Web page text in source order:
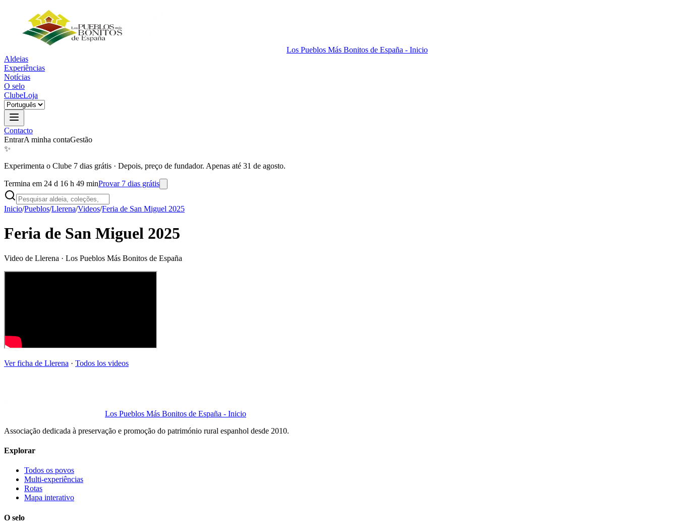
Los Pueblos Más Bonitos de España - Inicio
Aldeias
Experiências
Notícias
O selo
ClubeLoja
Contacto
EntrarA minha contaGestão
✨
Experimenta o Clube 7 dias grátis · Depois, preço de fundador. Apenas até 31 de agosto.
Termina em 24 d 16 h 49 minProvar 7 dias grátis
Inicio/Pueblos/Llerena/Videos/Feria de San Miguel 2025
Feria de San Miguel 2025
Video de Llerena · Los Pueblos Más Bonitos de España
Ver ficha de Llerena · Todos los videos
Los Pueblos Más Bonitos de España - Inicio
Associação dedicada à preservação e promoção do património rural espanhol desde 2010.
Explorar
Todos os povos
Multi-experiências
Rotas
Mapa interativo
O selo